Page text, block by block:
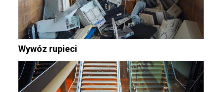
Wywóz rupieci